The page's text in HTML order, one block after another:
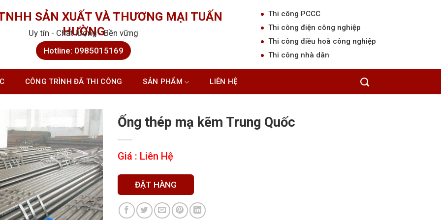
SẢN XUẤT VÀ THƯƠNG MẠI TUẤN
HƯỜNG
Uy tín - Chất lượng - Bền vững
Hotline: 0985015169
Thi công PCCC
Thi công điện công nghiệp
Thi công điều hoà công nghiệp
Thi công nhà dân
CÔNG TRÌNH ĐÃ THI CÔNG SẢN PHẨM LIÊN HỆ
Ống thép mạ kẽm Trung Quốc
Giá : Liên Hệ
ĐẶT HÀNG